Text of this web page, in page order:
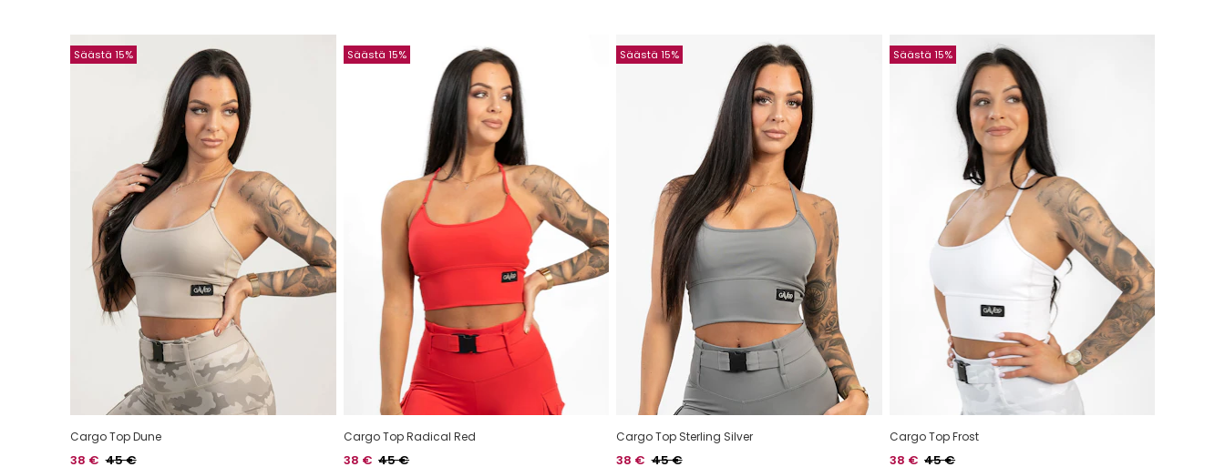
Säästä 15%
Cargo Top Dune
Hinta
38 € Normaalihinta
45 €
Säästä 15%
Cargo Top Radical Red
Hinta
38 € Normaalihinta
45 €
Säästä 15%
Cargo Top Sterling Silver
Hinta
38 € Normaalihinta
45 €
Säästä 15%
Cargo Top Frost
Hinta
38 € Normaalihinta
45 €